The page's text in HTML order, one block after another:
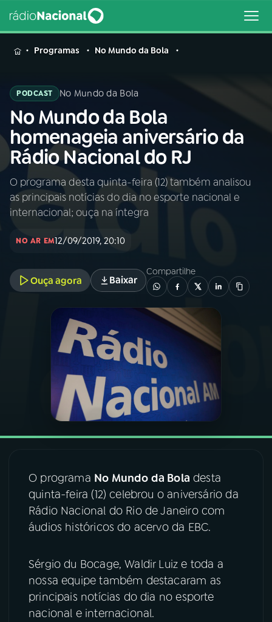
MENU
Buscar
na
Rádio
Nacional
Buscar
AO VIVO
INÍCIO
PROGRAMAS
PODCASTS
VIDEOCASTS
08 FESTIVAL DE MÚSICA
YouTube Facebook
Instagram X
Programas No Mundo da Bola
PODCAST No Mundo da Bola
No Mundo da Bola
homenageia aniversário da
Rádio Nacional do RJ
O programa desta quinta-feira (12) também analisou
as principais notícias do dia no esporte nacional e
internacional; ouça na íntegra
NO AR EM12/09/2019, 20:10
Ouça agora Baixar
Compartilhe
O programa No Mundo da Bola desta
quinta-feira (12) celebrou o aniversário da
Rádio Nacional do Rio de Janeiro com
áudios históricos do acervo da EBC.
Sérgio du Bocage, Waldir Luiz e toda a
nossa equipe também destacaram as
principais notícias do dia no esporte
nacional e internacional.